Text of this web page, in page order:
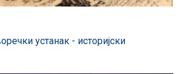
устанак - историјски